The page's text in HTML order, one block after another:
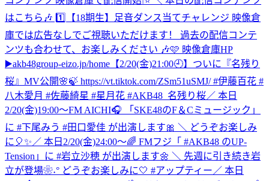
はこちら🎶 1️⃣【18期生】足音ダンス当てチャレンジ 映像倉
庫では広告なしでご視聴いただけます！ 過去の配信コンテ
ンツも合わせて、お楽しみください 🎶🩷 映像倉庫HP
▶️akb48group-eizo.jp/home 【2/20(金)21:00🕘】ついに『名残り
桜』MV公開🌸🍃 https://vt.tiktok.com/ZSm51uSMJ/ #伊藤百花 #
八木愛月 #佐藤綺星 #星月花 #AKB48_名残り桜／ 本日
2/20(金)19:00～FM AICHI🎧 「SKE48のF＆Cミュージック」
に #下尾みう #田口愛佳 が出演します🎀 ＼ どうぞお楽しみ
に🎈✨ ／ 本日2/20(金)24:00～🌈 FMフジ「 #AKB48 のUP-
Tension」に #岩立沙穂 が出演します🌼 ＼ 先週に引き続き岩
立が登場❀˖° どうぞお楽しみに🤍 #アップティー ／ 本日